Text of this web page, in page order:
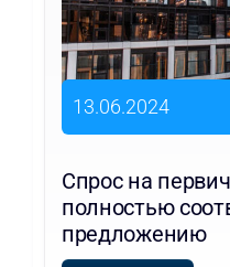
13.06.2024
Спрос на
полностью
предложению